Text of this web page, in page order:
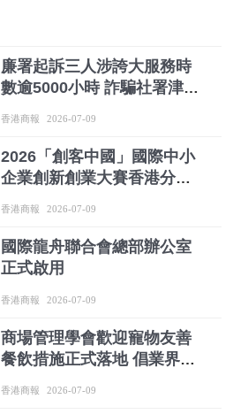
廉署起訴三人涉誇大服務時
數逾5000小時 詐騙社署津貼
香港商報 2026-07-09
2026「創客中國」國際中小
企業創新創業大賽香港分站
香港商報 2026-07-09
國際龍舟聯合會總部辦公室
正式啟用
香港商報 2026-07-09
商場管理學會歡迎寵物友善
餐飲措施正式落地 倡業界做
香港商報 2026-07-09